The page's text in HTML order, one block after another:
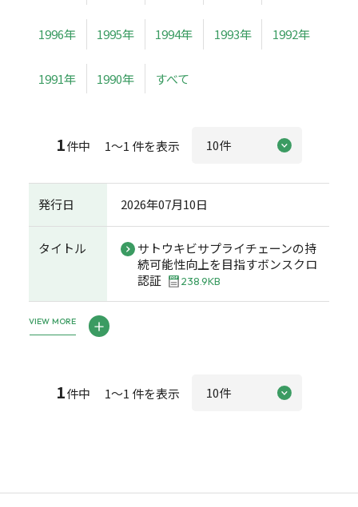
1996年 1995年 1994年 1993年 1992年
1991年 1990年 すべて
1件中 1～1 件を表示
発行日 2026年07月10日
タイトル
サトウキビサプライチェーンの持
続可能性向上を目指すボンスクロ
認証
238.9KB
VIEW MORE
1件中 1～1 件を表示